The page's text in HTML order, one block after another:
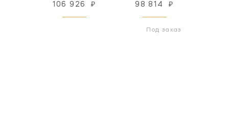
106 926 ₽ 98 814 ₽
Под заказ